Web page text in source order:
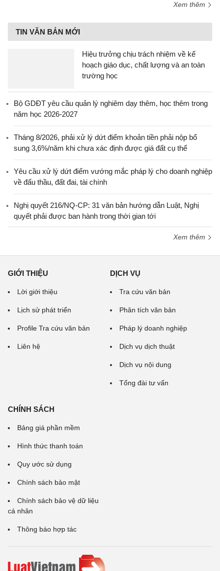
Xem thêm
TIN VĂN BẢN MỚI
Hiệu trưởng chịu trách nhiệm về kế
hoạch giáo dục, chất lượng và an toàn
trường học
Bộ GDĐT yêu cầu quản lý nghiêm dạy thêm, học thêm trong
năm học 2026-2027
Tháng 8/2026, phải xử lý dứt điểm khoản tiền phải nộp bổ
sung 3,6%/năm khi chưa xác định được giá đất cụ thể
Yêu cầu xử lý dứt điểm vướng mắc pháp lý cho doanh nghiệp
về đấu thầu, đất đai, tài chính
Nghị quyết 216/NQ-CP: 31 văn bản hướng dẫn Luật, Nghị
quyết phải được ban hành trong thời gian tới
Xem thêm
GIỚI THIỆU
Lời giới thiệu
Lịch sử phát triển
Profile Tra cứu văn bản
Liên hệ
DỊCH VỤ
Tra cứu văn bản
Phân tích văn bản
Pháp lý doanh nghiệp
Dịch vụ dịch thuật
Dịch vụ nội dung
Tổng đài tư vấn
CHÍNH SÁCH
Bảng giá phần mềm
Hình thức thanh toán
Quy ước sử dụng
Chính sách bảo mật
Chính sách bảo vệ dữ liệu
cá nhân
Thông báo hợp tác